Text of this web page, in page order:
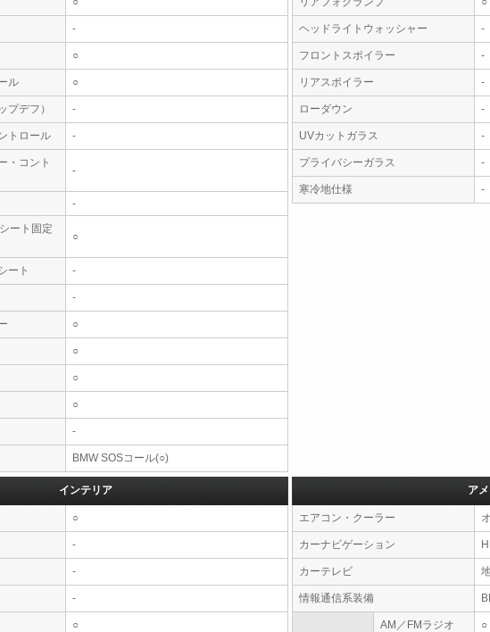
-
○
ル ○
プデフ） -
トロール -
・コント
-
-
ート固定
○
ート -
-
○
○
○
○
-
BMW SOSコール(○)
ヘッドライトウォッシャー -
フロントスポイラー -
リアスポイラー -
ローダウン -
UVカットガラス -
プライバシーガラス -
寒冷地仕様 -
インテリア
○
-
-
-
○
ア
エアコン・クーラー
カーナビゲーション
カーテレビ
情報通信系装備
AM／FMラジオ ○